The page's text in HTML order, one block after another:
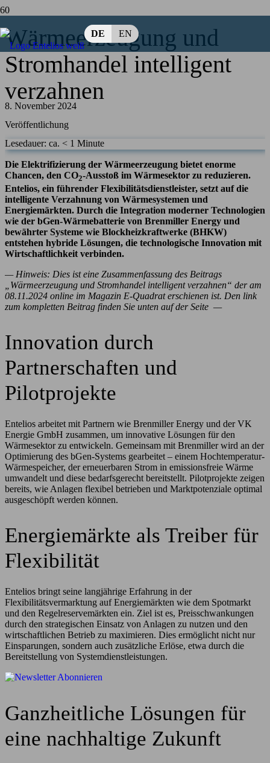
DE EN
Wärmeerzeugung und
Stromhandel intelligent
verzahnen
8. November 2024
Veröffentlichung
Lesedauer: ca. < 1 Minute
Die Elektrifizierung der Wärmeerzeugung bietet enorme
Chancen, den CO2-Ausstoß im Wärmesektor zu reduzieren.
Entelios, ein führender Flexibilitätsdienstleister, setzt auf die
intelligente Verzahnung von Wärmesystemen und
Energiemärkten. Durch die Integration moderner Technologien
wie der bGen-Wärmebatterie von Brenmiller Energy und
bewährter Systeme wie Blockheizkraftwerke (BHKW)
entstehen hybride Lösungen, die technologische Innovation mit
Wirtschaftlichkeit verbinden.
— Hinweis: Dies ist eine Zusammenfassung des Beitrags
„Wärmeerzeugung und Stromhandel intelligent verzahnen“ der am
08.11.2024 online im Magazin E-Quadrat erschienen ist. Den link
zum kompletten Beitrag finden Sie unten auf der Seite —
Innovation durch
Partnerschaften und
Pilotprojekte
Entelios arbeitet mit Partnern wie Brenmiller Energy und der VK
Energie GmbH zusammen, um innovative Lösungen für den
Wärmesektor zu entwickeln. Gemeinsam mit Brenmiller wird an der
Optimierung des bGen-Systems gearbeitet – einem Hochtemperatur-
Wärmespeicher, der erneuerbaren Strom in emissionsfreie Wärme
umwandelt und diese bedarfsgerecht bereitstellt. Pilotprojekte zeigen
bereits, wie Anlagen flexibel betrieben und Marktpotenziale optimal
ausgeschöpft werden können.
Energiemärkte als Treiber für
Flexibilität
Entelios bringt seine langjährige Erfahrung in der
Flexibilitätsvermarktung auf Energiemärkten wie dem Spotmarkt
und den Regelreservemärkten ein. Ziel ist es, Preisschwankungen
durch den strategischen Einsatz von Anlagen zu nutzen und den
wirtschaftlichen Betrieb zu maximieren. Dies ermöglicht nicht nur
Einsparungen, sondern auch zusätzliche Erlöse, etwa durch die
Bereitstellung von Systemdienstleistungen.
Ganzheitliche Lösungen für
eine nachhaltige Zukunft